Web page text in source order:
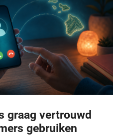
graag vertrouwd
gebruiken